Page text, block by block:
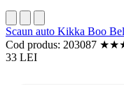
Scaun auto Kikka Boo
Cod produs: 203087 ★★
33 LEI